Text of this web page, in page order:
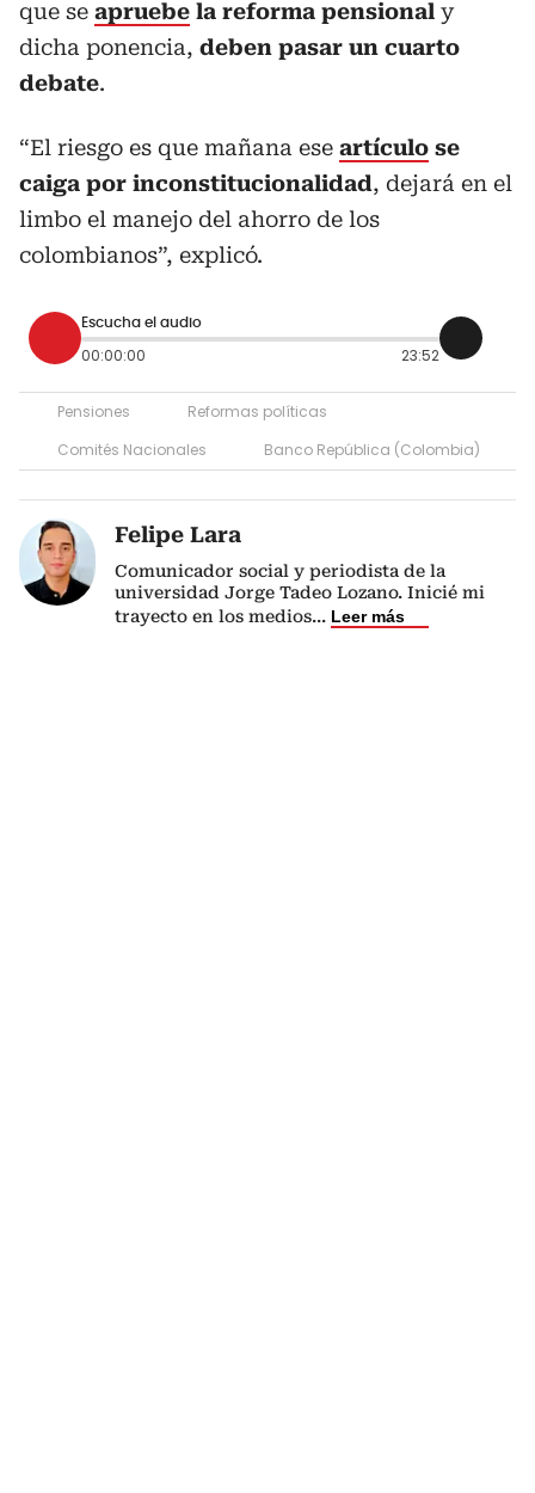
que se apruebe la reforma pensional y
dicha ponencia, deben pasar un cuarto
debate.
“El riesgo es que mañana ese artículo se
caiga por inconstitucionalidad, dejará en el
limbo el manejo del ahorro de los
colombianos”, explicó.
Escucha el audio
00:00:00 23:52
Pensiones
Reformas políticas
Comités Nacionales
Banco República (Colombia)
Felipe Lara
Comunicador social y periodista de la
universidad Jorge Tadeo Lozano. Inicié mi
trayecto en los medios... Leer más